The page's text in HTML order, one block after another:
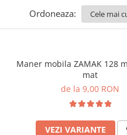
Ordoneaza:
Maner mobila ZAMAK 128
mat
de la 9,00 RON
VEZI VARIANTE